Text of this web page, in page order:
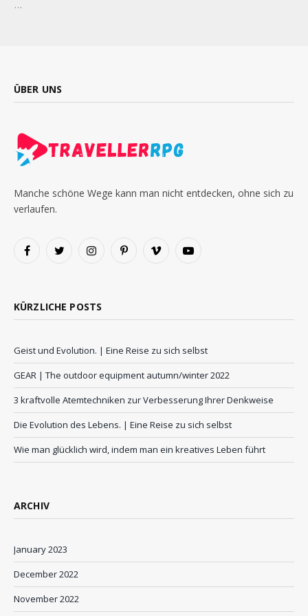
…
ÜBER UNS
Manche schöne Wege kann man nicht entdecken, ohne sich zu
verlaufen.
FacebookTwitter InstagramPinterestVimeo YouTube
KÜRZLICHE POSTS
Geist und Evolution. | Eine Reise zu sich selbst
GEAR | The outdoor equipment autumn/winter 2022
3 kraftvolle Atemtechniken zur Verbesserung Ihrer Denkweise
Die Evolution des Lebens. | Eine Reise zu sich selbst
Wie man glücklich wird, indem man ein kreatives Leben führt
ARCHIV
January 2023
December 2022
November 2022